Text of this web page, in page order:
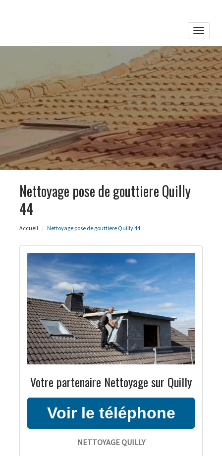
Toggle
Nettoyage pose de gouttiere Quilly
44
Accueil Nettoyage pose de gouttiere Quilly 44
Votre partenaire Nettoyage sur Quilly
NETTOYAGE QUILLY